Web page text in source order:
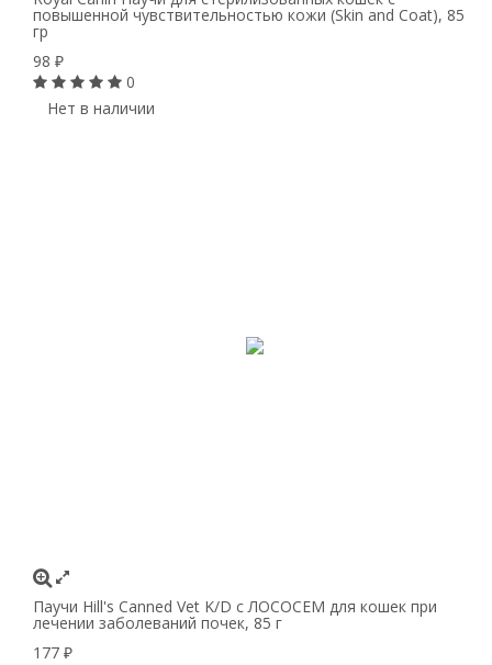
повышенной чувствительностью кожи (Skin and Coat), 85
гр
98 ₽
0
Нет в наличии
Паучи Hill's Canned Vet K/D с ЛОСОСЕМ для кошек при
лечении заболеваний почек, 85 г
177 ₽